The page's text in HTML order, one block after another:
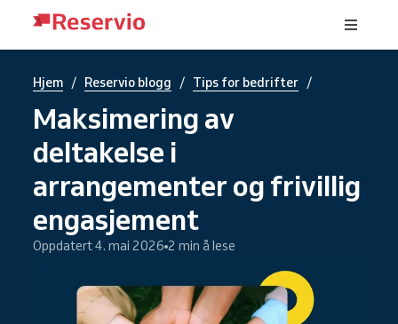
Hjem / Reservio blogg / Tips for bedrifter /
Maksimering av
deltakelse i
arrangementer og frivillig
engasjement
Oppdatert 4. mai 2026 2 min å lese